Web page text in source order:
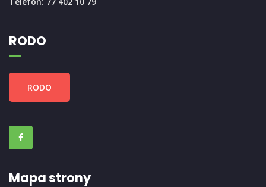
RODO
RODO
Mapa strony